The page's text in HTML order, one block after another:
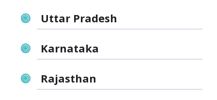
Uttar Pradesh
Karnataka
Rajasthan